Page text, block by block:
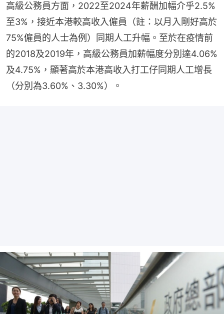
高級公務員方面，2022至2024年薪酬加幅介乎2.5%
至3%，接近本港較高收入僱員（註：以月入剛好高於
75%僱員的人士為例）同期人工升幅。至於在疫情前
的2018及2019年，高級公務員加薪幅度分別達4.06%
及4.75%，顯著高於本港高收入打工仔同期人工增長
（分別為3.60%、3.30%）。